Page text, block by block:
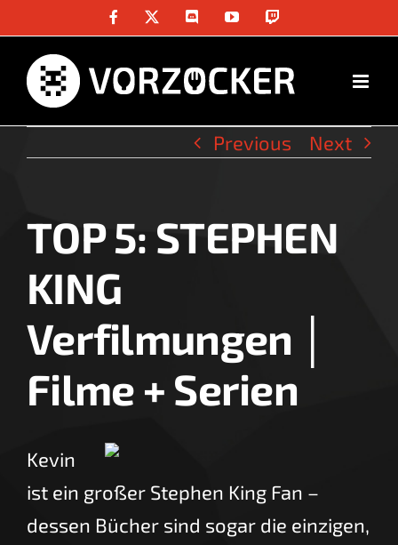
content
Facebook DiscordYouTube
Previous Next
View
Larger
Image
TOP 5: STEPHEN
KING
Verfilmungen │
Filme + Serien
Kevin
ist ein großer Stephen King Fan –
dessen Bücher sind sogar die einzigen,